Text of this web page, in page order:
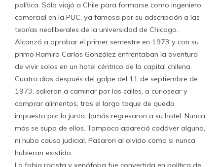
política. Sólo viajó a Chile para formarse como ingeniero
comercial en la PUC, ya famosa por su adscripción a las
teorías neoliberales de la universidad de Chicago.
Alcanzó a aprobar el primer semestre en 1973 y con su
primo Ramiro Carlos González enfrentaban la aventura
de vivir solos en un hotel céntrico de la capital chilena.
Cuatro días después del golpe del 11 de septiembre de
1973, salieron a caminar por las calles, a curiosear y
comprar alimentos, tras el largo toque de queda
impuesto por la junta. Jamás regresaron a su hotel. Nunca
más se supo de ellos. Tampoco apareció cadáver alguno,
ni hubo causa judicial. Pasaron al olvido como si nunca
hubieran existido.
La fobia racista y xenófoba fue convertida en política de